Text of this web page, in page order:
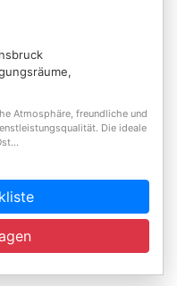
Atmosphäre, freundliche und
Die ideale